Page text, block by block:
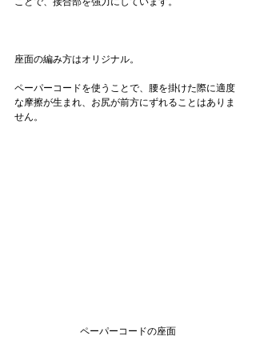
座面の編み方はオリジナル。
ペーパーコードを使うことで、腰を掛けた際に適度
な摩擦が生まれ、お尻が前方にずれることはありま
せん。
ペーパーコードの座面